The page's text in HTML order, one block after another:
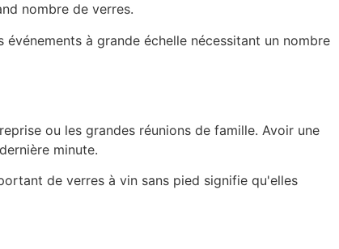
nombre de verres.
à grande échelle nécessitant un nombre
ou les grandes réunions de famille. Avoir une
minute.
de verres à vin sans pied signifie qu'elles